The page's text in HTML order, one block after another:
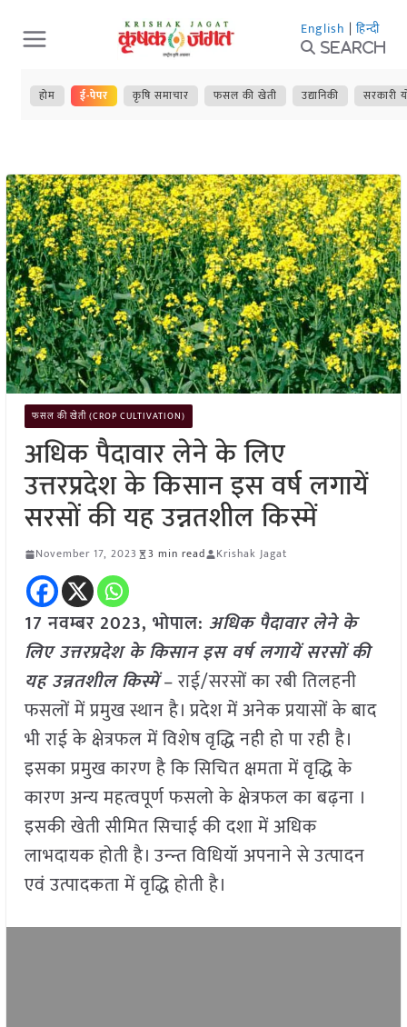
Skip
to
content
English | हिन्दी
Search
होम ई-पेपर कृषि समाचार फसल की खेती उद्यानिकी सरकारी
फसल की खेती (CROP CULTIVATION)
अधिक पैदावार लेने के लिए
उत्तरप्रदेश के किसान इस वर्ष लगायें
सरसों की यह उन्नतशील किस्में
November 17, 2023 3 min read Krishak Jagat
17 नवम्बर 2023, भोपाल: अधिक पैदावार लेने के
लिए उत्तरप्रदेश के किसान इस वर्ष लगायें सरसों की
यह उन्नतशील किस्में– राई/सरसों का रबी तिलहनी
फसलों में प्रमुख स्थान है। प्रदेश में अनेक प्रयासों के बाद
भी राई के क्षेत्रफल में विशेष वृद्धि नही हो पा रही है।
इसका प्रमुख कारण है कि सिचित क्षमता में वृद्धि के
कारण अन्य महत्वपूर्ण फसलो के क्षेत्रफल का बढ़ना ।
इसकी खेती सीमित सिचाई की दशा में अधिक
लाभदायक होती है। उन्न्त विधियॉ अपनाने से उत्पादन
एवं उत्पादकता में वृद्धि होती है।